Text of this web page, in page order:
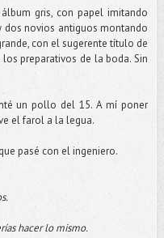
gris, con papel imitando
novios antiguos montando
con el sugerente título de
preparativos de la boda. Sin
un pollo del 15. A mí poner
el farol a la legua.
pasé con el ingeniero.
hacer lo mismo.